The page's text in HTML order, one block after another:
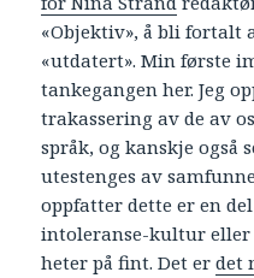
«Objektiv», å bli fortalt
«utdatert». Min første
tankegangen her. Jeg
trakassering av de av
språk, og kanskje også
utestenges av
oppfatter dette er en
intoleranse-kultur eller
heter på fint. Det erdet